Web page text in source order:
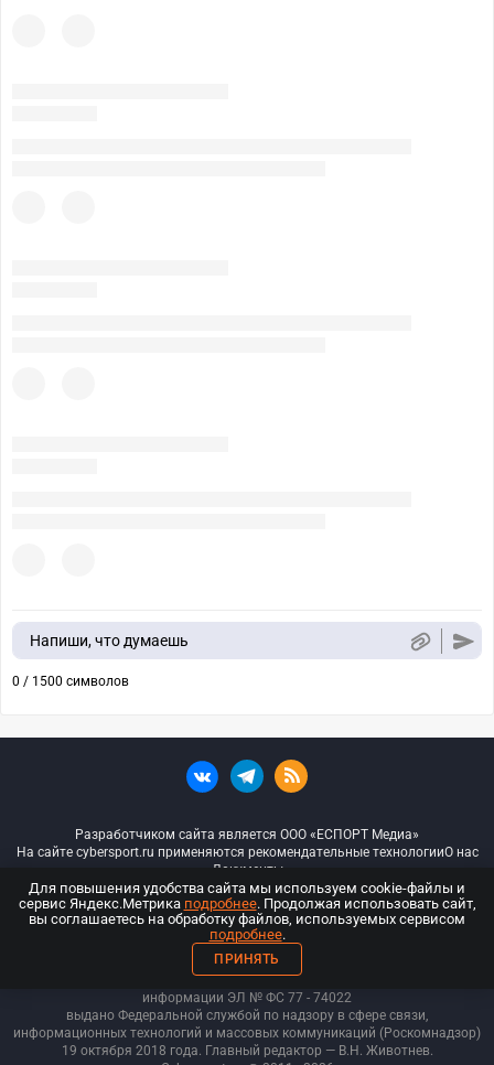
Напиши, что думаешь
0 / 1500 символов
Разработчиком сайта является ООО «ЕСПОРТ Медиа»
На сайте cybersport.ru применяются рекомендательные технологииО нас
Документы
© ООО «Киберспорт.ру» — Все права защищены
18+
ООО «Киберспорт.ру». Свидетельство о регистрации средств массовой
информации ЭЛ № ФС 77 - 74022
выдано Федеральной службой по надзору в сфере связи,
информационных технологий и массовых коммуникаций (Роскомнадзор)
19 октября 2018 года. Главный редактор — В.Н. Животнев.
Для повышения удобства сайта мы используем cookie-файлы и
сервис Яндекс.Метрика подробнее. Продолжая использовать сайт,
вы соглашаетесь на обработку файлов, используемых сервисом
подробнее.
ПРИНЯТЬ